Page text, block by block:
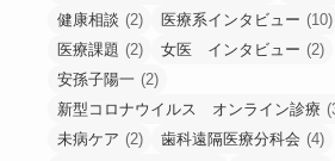
健康相談 (2) 医療系インタビュー (10)
医療課題 (2) 女医 インタビュー (2)
安孫子陽一 (2)
新型コロナウイルス オンライン診療
未病ケア (2) 歯科遠隔医療分科会 (4)